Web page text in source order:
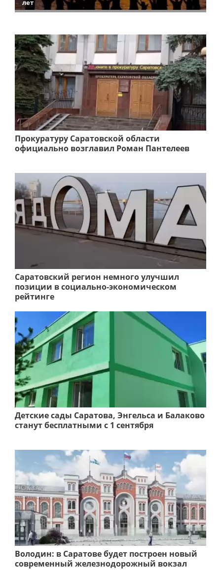
лет
Прокуратуру Саратовской области
официально возглавил Роман Пантелеев
Саратовский регион немного улучшил
позиции в социально-экономическом
рейтинге
Детские сады Саратова, Энгельса и Балаково
станут бесплатными с 1 сентября
Володин: в Саратове будет построен новый
современный железнодорожный вокзал